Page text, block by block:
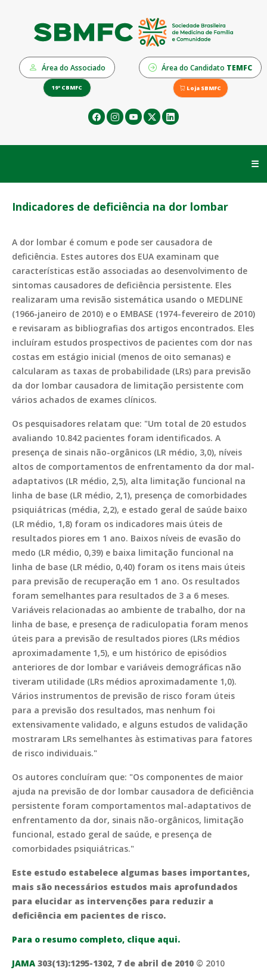
Área do Associado Área do Candidato TEMFC
19º CBMFC Loja SBMFC
☰
Indicadores de deficiência na dor lombar
A dor lombar é comum e pode ser causadora de
deficiência. Estes autores dos EUA examinam que
características estão associadas ao desenvolvimento de
sintomas causadores de deficiência persistente. Eles
realizaram uma revisão sistemática usando o MEDLINE
(1966-janeiro de 2010) e o EMBASE (1974-fevereiro de 2010)
e revisaram as bibliografias dos artigos encontrados. Eles
incluíram estudos prospectivos de pacientes com dor nas
costas em estágio inicial (menos de oito semanas) e
calcularam as taxas de probabilidade (LRs) para previsão
da dor lombar causadora de limitação persistente com
vários achados de exames clínicos.
Os pesquisadores relatam que: "Um total de 20 estudos
avaliando 10.842 pacientes foram identificados. A
presença de sinais não-orgânicos (LR médio, 3,0), níveis
altos de comportamentos de enfrentamento da dor mal-
adaptativos (LR médio, 2,5), alta limitação funcional na
linha de base (LR médio, 2,1), presença de comorbidades
psiquiátricas (média, 2,2), e estado geral de saúde baixo
(LR médio, 1,8) foram os indicadores mais úteis de
resultados piores em 1 ano. Baixos níveis de evasão do
medo (LR médio, 0,39) e baixa limitação funcional na
linha de base (LR médio, 0,40) foram os itens mais úteis
para previsão de recuperação em 1 ano. Os resultados
foram semelhantes para resultados de 3 a 6 meses.
Variáveis relacionadas ao ambiente de trabalho, dor na
linha de base, e presença de radiculopatia foram menos
úteis para a previsão de resultados piores (LRs médios
aproximadamente 1,5), e um histórico de episódios
anteriores de dor lombar e variáveis demográficas não
tiveram utilidade (LRs médios aproximadamente 1,0).
Vários instrumentos de previsão de risco foram úteis
para a previsão dos resultados, mas nenhum foi
extensivamente validado, e alguns estudos de validação
mostraram LRs semelhantes às estimativas para fatores
de risco individuais."
Os autores concluíram que: "Os componentes de maior
ajuda na previsão de dor lombar causadora de deficiência
persistente foram comportamentos mal-adaptativos de
enfrentamento da dor, sinais não-orgânicos, limitação
funcional, estado geral de saúde, e presença de
comorbidades psiquiátricas."
Este estudo estabelece algumas bases importantes,
mais são necessários estudos mais aprofundados
para elucidar as intervenções para reduzir a
deficiência em pacientes de risco.
Para o resumo completo, clique aqui.
JAMA 303(13):1295-1302, 7 de abril de 2010 © 2010